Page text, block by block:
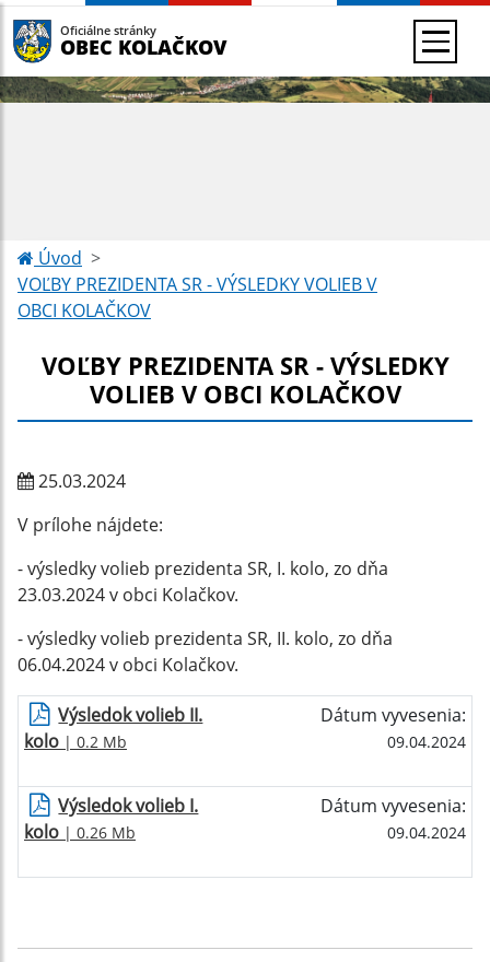
Oficiálne stránky
OBEC KOLAČKOV
Úvod
VOĽBY PREZIDENTA SR - VÝSLEDKY VOLIEB V
OBCI KOLAČKOV
VOĽBY PREZIDENTA SR - VÝSLEDKY
VOLIEB V OBCI KOLAČKOV
25.03.2024
V prílohe nájdete:
- výsledky volieb prezidenta SR, I. kolo, zo dňa
23.03.2024 v obci Kolačkov.
- výsledky volieb prezidenta SR, II. kolo, zo dňa
06.04.2024 v obci Kolačkov.
Výsledok volieb II.
kolo | 0.2 Mb
Dátum vyvesenia:
09.04.2024
Výsledok volieb I.
kolo | 0.26 Mb
Dátum vyvesenia:
09.04.2024